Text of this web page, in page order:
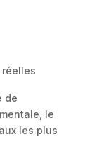
de
le
les plus